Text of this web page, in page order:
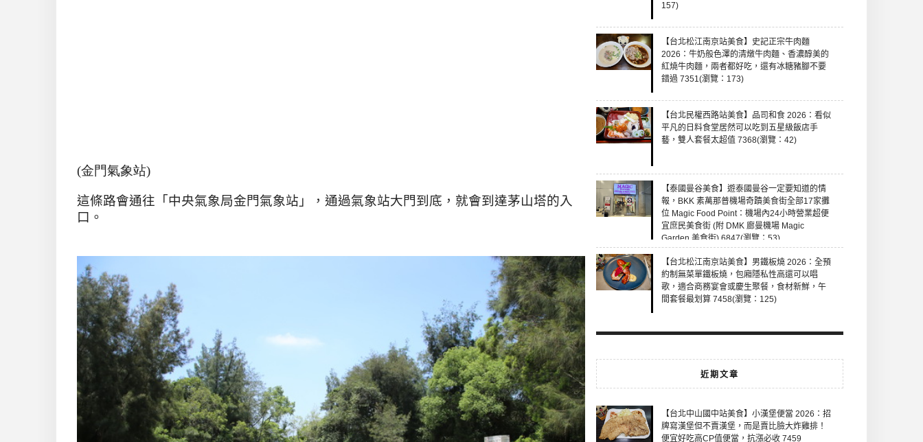
(金門氣象站)
這條路會通往「中央氣象局金門氣象站」，通過氣象站大門到底，就會到達茅山塔的入
口。
157)
【台北松江南京站美食】史記正宗牛肉麵
2026：牛奶般色澤的清燉牛肉麵、香濃醇美的
紅燒牛肉麵，兩者都好吃，還有冰糖豬腳不要
錯過 7351(瀏覽：173)
【台北民權西路站美食】品司和食 2026：看似
平凡的日料食堂居然可以吃到五星級飯店手
藝，雙人套餐太超值 7368(瀏覽：42)
【泰國曼谷美食】遊泰國曼谷一定要知道的情
報，BKK 素萬那普機場奇蹟美食街全部17家攤
位 Magic Food Point：機場內24小時營業超便
宜庶民美食街 (附 DMK 廊曼機場 Magic
Garden 美食街) 6847(瀏覽：53)
【台北松江南京站美食】男鐵板燒 2026：全預
約制無菜單鐵板燒，包廂隱私性高還可以唱
歌，適合商務宴會或慶生聚餐，食材新鮮，午
間套餐最划算 7458(瀏覽：125)
近期文章
【台北中山國中站美食】小漢堡便當 2026：招
牌寫漢堡但不賣漢堡，而是賣比臉大炸雞排！
便宜好吃高CP值便當，抗漲必收 7459